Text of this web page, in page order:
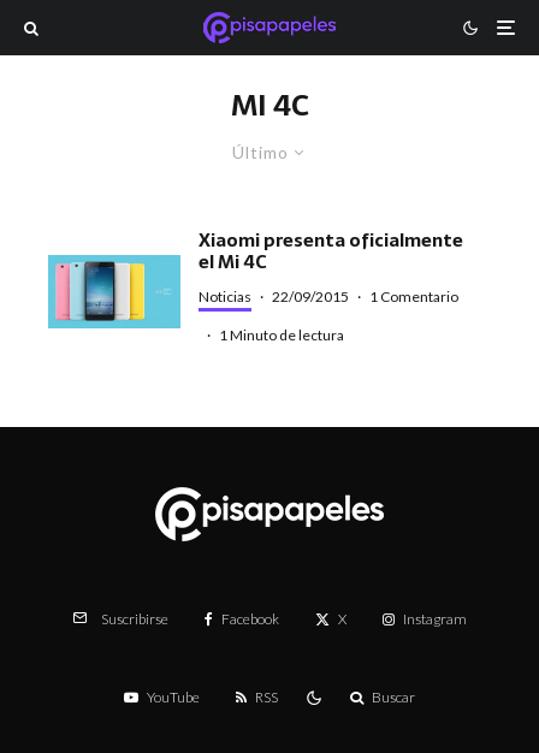
MI 4C
Último
Xiaomi presenta oficialmente
el Mi 4C
Noticias · 22/09/2015 · 1 Comentario
· 1 Minuto de lectura
Suscribirse Facebook X Instagram
YouTube RSS Buscar